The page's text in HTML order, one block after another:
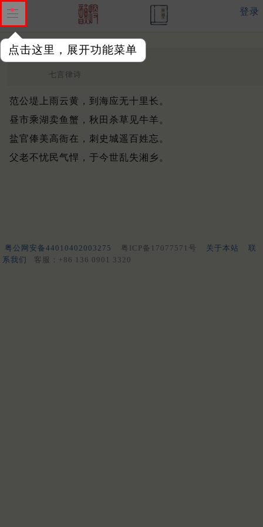
点击这里，展开功能菜单
登录
馀东道中 晚清 ·范当世
七言律诗
范公堤上雨云黄，到海应无十里长。
昼市乘湖卖鱼蟹，秋田杀草见牛羊。
盐官俸美高衙在，刺史城遥百姓忘。
父老不忧民气悍，于今世乱失湘乡。
粤公网安备44010402003275 粤ICP备17077571号 关于本站
联
系我们
客服：+86 136 0901 3320